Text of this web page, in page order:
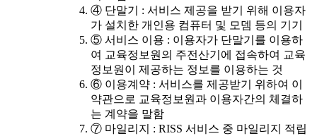
④ 단말기 : 서비스 제공을 받기 위해 이용자
가 설치한 개인용 컴퓨터 및 모뎀 등의 기기
⑤ 서비스 이용 : 이용자가 단말기를 이용하
여 교육정보원의 주전산기에 접속하여 교육
정보원이 제공하는 정보를 이용하는 것
⑥ 이용계약 : 서비스를 제공받기 위하여 이
약관으로 교육정보원과 이용자간의 체결하
는 계약을 말함
⑦ 마일리지 : RISS 서비스 중 마일리지 적립